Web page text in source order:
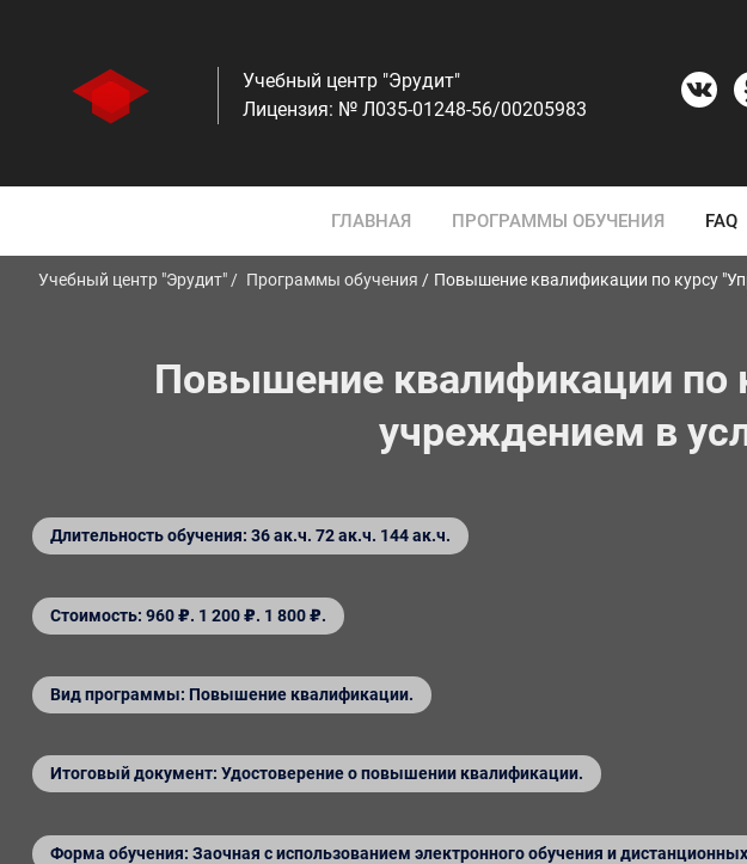
Учебный центр "Эрудит"
Лицензия: № Л035-01248-56/00205983
ГЛАВНАЯ ПРОГРАММЫ ОБУЧЕНИЯ FAQ
Учебный центр "Эрудит" Программы обучения Повышение квалификации по курсу
Повышение квалификации по
учреждением в
Длительность обучения: 36 ак.ч. 72 ак.ч. 144 ак.ч.
Стоимость: 960 ₽. 1 200 ₽. 1 800 ₽.
Вид программы: Повышение квалификации.
Итоговый документ: Удостоверение о повышении квалификации.
Форма обучения: Заочная с использованием электронного обучения и